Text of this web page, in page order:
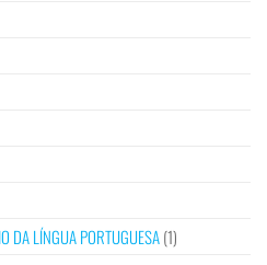
DA LÍNGUA PORTUGUESA(1)